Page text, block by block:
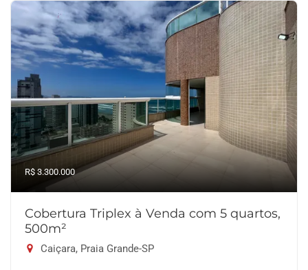
R$ 3.300.000
Cobertura Triplex à Venda com 5 quartos,
500m²
Caiçara, Praia Grande-SP